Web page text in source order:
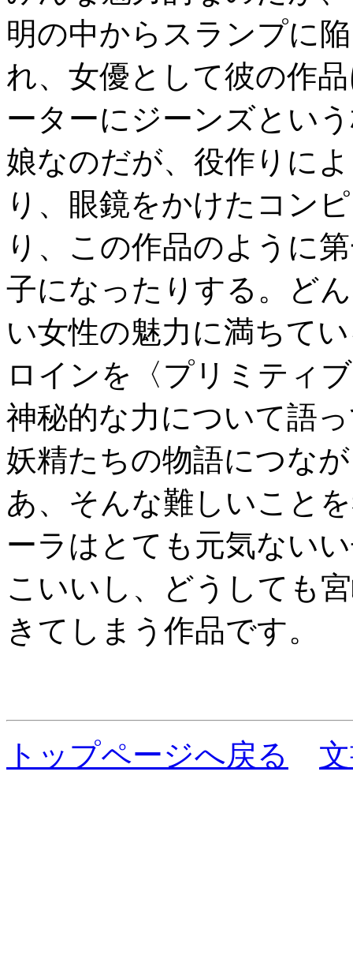
明の中からスランプに
れ、女優として彼の作
ーターにジーンズとい
娘なのだが、役作りに
り、眼鏡をかけたコン
り、この作品のように
子になったりする。ど
い女性の魅力に満ちて
ロインを〈プリミティ
神秘的な力について語
妖精たちの物語につな
あ、そんな難しいこと
ーラはとても元気ない
こいいし、どうしても
きてしまう作品です。
トップページへ戻る